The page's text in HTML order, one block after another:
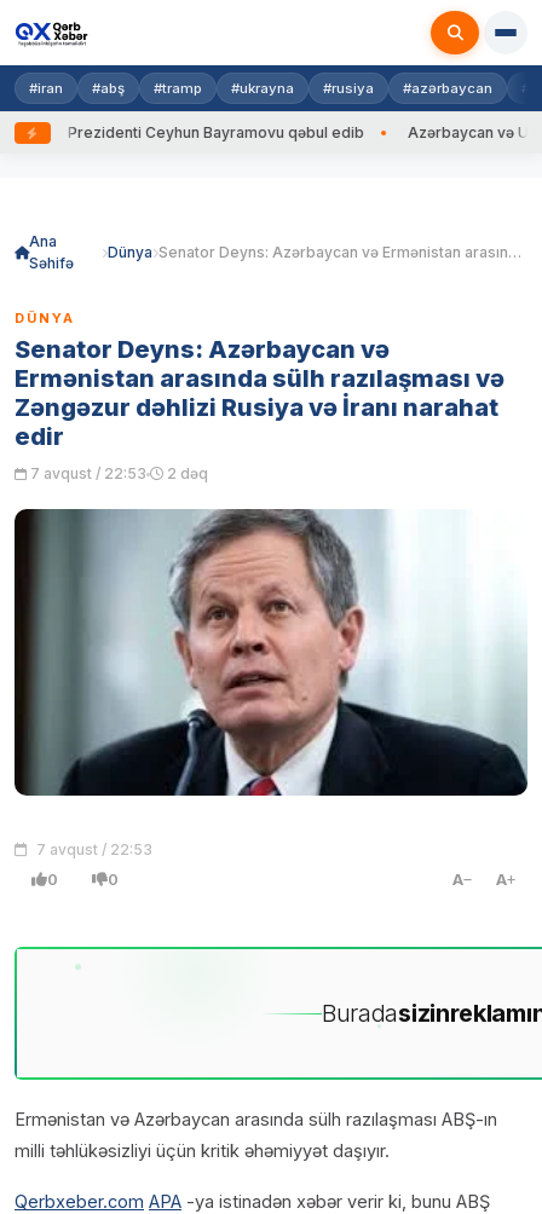
#iran #abş #tramp #ukrayna #rusiya #azərbaycan
Prezidenti Ceyhun Bayramovu qəbul edib Azərbaycan və
Ana
Səhifə
Dünya Senator Deyns: Azərbaycan və Ermənistan arasında sülh razılaşması və Zəngəzur dəhlizi Rusiya və İranı narahat edir
DÜNYA
Senator Deyns: Azərbaycan və
Ermənistan arasında sülh razılaşması və
Zəngəzur dəhlizi Rusiya və İranı narahat
edir
7 avqust / 22:53 2 dəq
7 avqust / 22:53
0 0 A A
Buradasizin
Ermənistan və Azərbaycan arasında sülh razılaşması ABŞ-ın
milli təhlükəsizliyi üçün kritik əhəmiyyət daşıyır.
Qerbxeber.com APA -ya istinadən xəbər verir ki, bunu ABŞ